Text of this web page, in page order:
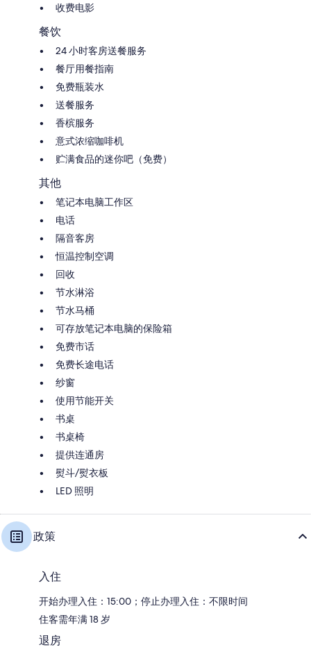
收费电影
餐饮
24 小时客房送餐服务
餐厅用餐指南
免费瓶装水
送餐服务
香槟服务
意式浓缩咖啡机
贮满食品的迷你吧（免费）
其他
笔记本电脑工作区
电话
隔音客房
恒温控制空调
回收
节水淋浴
节水马桶
可存放笔记本电脑的保险箱
免费市话
免费长途电话
纱窗
使用节能开关
书桌
书桌椅
提供连通房
熨斗/熨衣板
LED 照明
政策
入住
开始办理入住：15:00；停止办理入住：不限时间
住客需年满 18 岁
退房